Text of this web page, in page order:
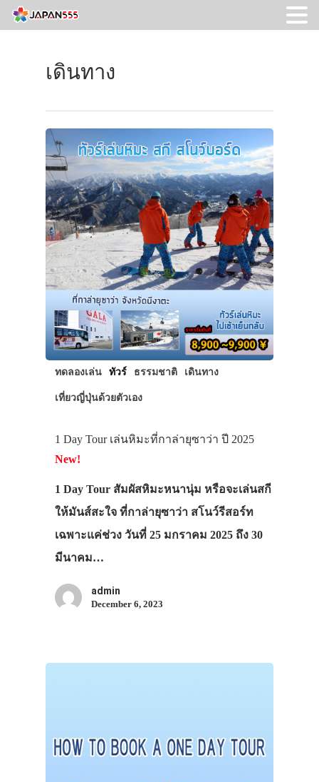
เดินทาง
ทดลองเล่น ทัวร์ ธรรมชาติ เดินทาง
เที่ยวญี่ปุ่นด้วยตัวเอง
1 Day Tour เล่นหิมะที่กาล่ายุซาว่า ปี 2025
New!
1 Day Tour สัมผัสหิมะหนานุ่ม หรือจะเล่นสกี
ให้มันส์สะใจ ที่กาล่ายุซาว่า สโนว์รีสอร์ท
เฉพาะแค่ช่วง วันที่ 25 มกราคม 2025 ถึง 30
มีนาคม…
admin
December 6, 2023